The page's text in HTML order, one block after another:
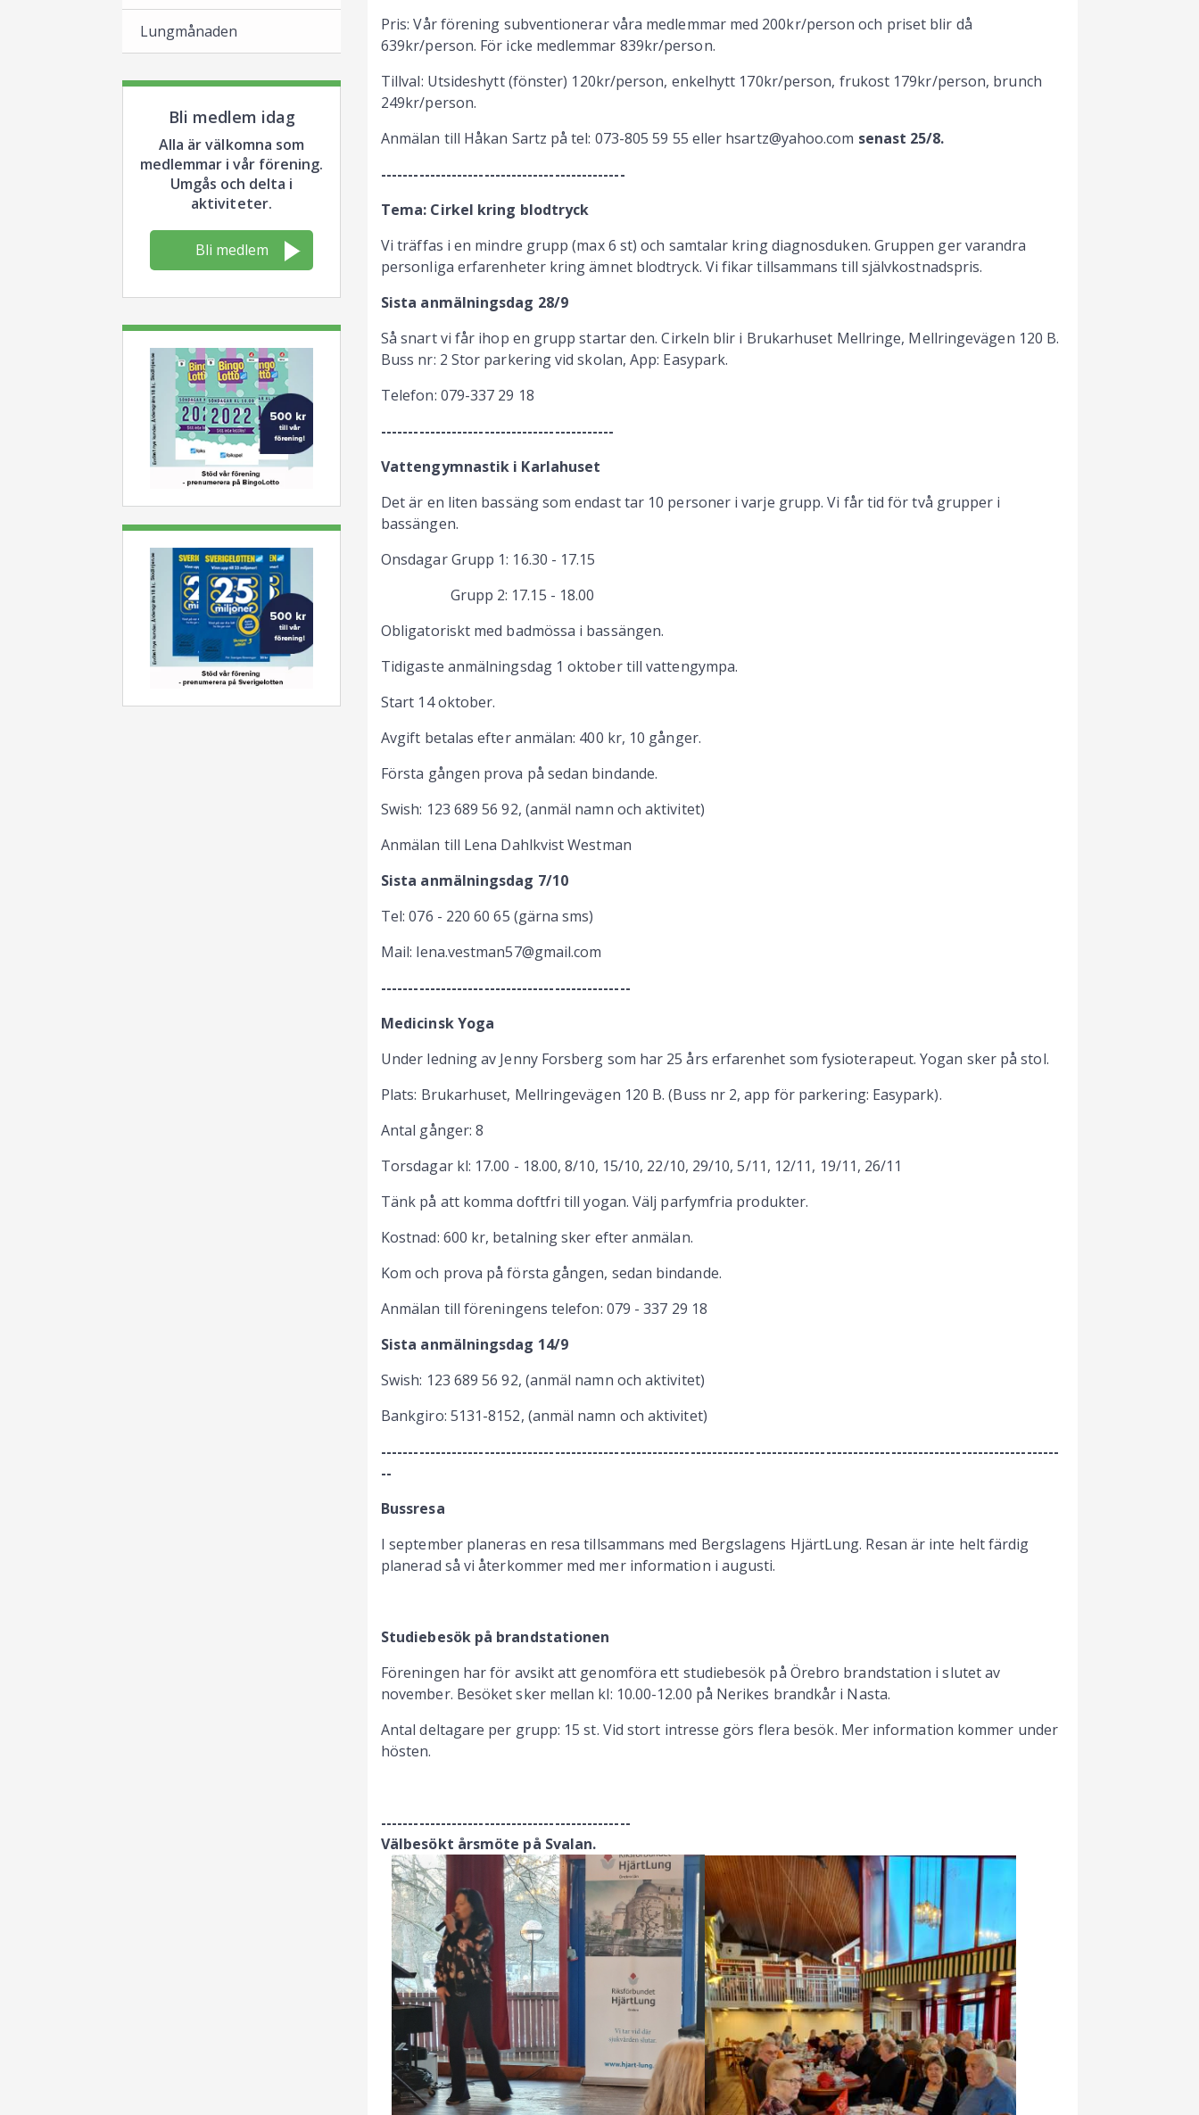
Pris: Vår förening subventionerar våra medlemmar med 200kr/person och priset blir då
639kr/person. För icke medlemmar 839kr/person.
Tillval: Utsideshytt (fönster) 120kr/person, enkelhytt 170kr/person, frukost 179kr/person, brunch
249kr/person.
Anmälan till Håkan Sartz på tel: 073-805 59 55 eller hsartz@yahoo.com senast 25/8.
---------------------------------------------
Tema: Cirkel kring blodtryck
Vi träffas i en mindre grupp (max 6 st) och samtalar kring diagnosduken. Gruppen ger varandra
personliga erfarenheter kring ämnet blodtryck. Vi fikar tillsammans till självkostnadspris.
Sista anmälningsdag 28/9
Så snart vi får ihop en grupp startar den. Cirkeln blir i Brukarhuset Mellringe, Mellringevägen 120 B.
Buss nr: 2 Stor parkering vid skolan, App: Easypark.
Telefon: 079-337 29 18
-------------------------------------------
Vattengymnastik i Karlahuset
Det är en liten bassäng som endast tar 10 personer i varje grupp. Vi får tid för två grupper i
bassängen.
Onsdagar Grupp 1: 16.30 - 17.15
Grupp 2: 17.15 - 18.00
Obligatoriskt med badmössa i bassängen.
Tidigaste anmälningsdag 1 oktober till vattengympa.
Start 14 oktober.
Avgift betalas efter anmälan: 400 kr, 10 gånger.
Första gången prova på sedan bindande.
Swish: 123 689 56 92, (anmäl namn och aktivitet)
Anmälan till Lena Dahlkvist Westman
Sista anmälningsdag 7/10
Tel: 076 - 220 60 65 (gärna sms)
Mail: lena.vestman57@gmail.com
----------------------------------------------
Medicinsk Yoga
Under ledning av Jenny Forsberg som har 25 års erfarenhet som fysioterapeut. Yogan sker på stol.
Plats: Brukarhuset, Mellringevägen 120 B. (Buss nr 2, app för parkering: Easypark).
Antal gånger: 8
Torsdagar kl: 17.00 - 18.00, 8/10, 15/10, 22/10, 29/10, 5/11, 12/11, 19/11, 26/11
Tänk på att komma doftfri till yogan. Välj parfymfria produkter.
Kostnad: 600 kr, betalning sker efter anmälan.
Kom och prova på första gången, sedan bindande.
Anmälan till föreningens telefon: 079 - 337 29 18
Sista anmälningsdag 14/9
Swish: 123 689 56 92, (anmäl namn och aktivitet)
Bankgiro: 5131-8152, (anmäl namn och aktivitet)
-----------------------------------------------------------------------------------------------------------------------------
--
Bussresa
I september planeras en resa tillsammans med Bergslagens HjärtLung. Resan är inte helt färdig
planerad så vi återkommer med mer information i augusti.
Studiebesök på brandstationen
Föreningen har för avsikt att genomföra ett studiebesök på Örebro brandstation i slutet av
november. Besöket sker mellan kl: 10.00-12.00 på Nerikes brandkår i Nasta.
Antal deltagare per grupp: 15 st. Vid stort intresse görs flera besök. Mer information kommer under
hösten.
----------------------------------------------
Välbesökt årsmöte på Svalan.
Lungmånaden
Bli medlem idag
Alla är välkomna som
medlemmar i vår förening.
Umgås och delta i
aktiviteter.
Bli medlem